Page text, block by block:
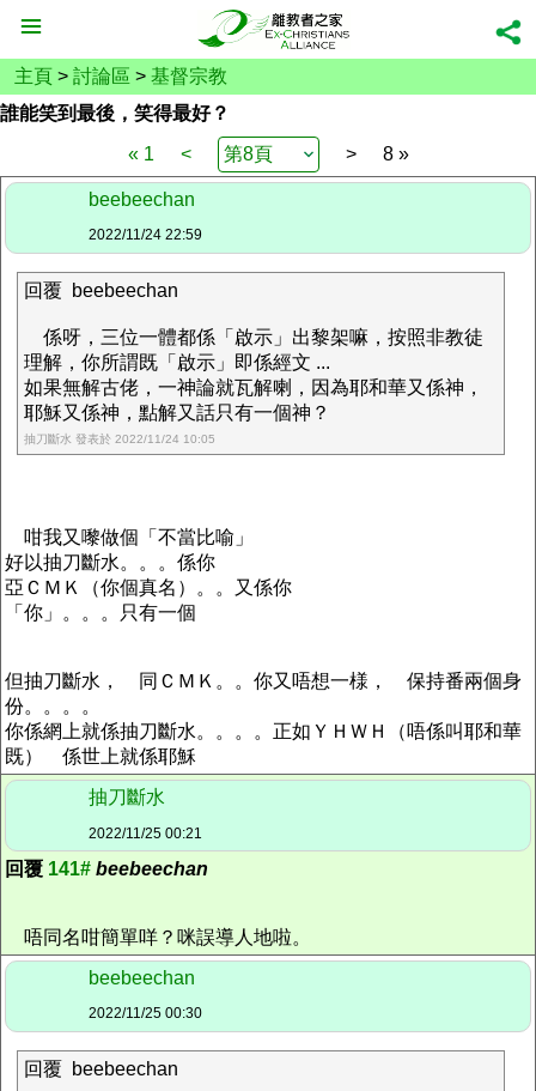
主頁 > 討論區 > 基督宗教
誰能笑到最後，笑得最好？
« 1
< > 8 »
beebeechan
2022/11/24 22:59
回覆 beebeechan
係呀，三位一體都係「啟示」出黎架嘛，按照非教徒
理解，你所謂既「啟示」即係經文 ...
如果無解古佬，一神論就瓦解喇，因為耶和華又係神，
耶穌又係神，點解又話只有一個神？
抽刀斷水 發表於 2022/11/24 10:05
咁我又嚟做個「不當比喻」
好以抽刀斷水。。。係你
亞ＣＭＫ（你個真名）。。又係你
「你」。。。只有一個
但抽刀斷水， 同ＣＭＫ。。你又唔想一様， 保持番兩個身
份。。。。
你係網上就係抽刀斷水。。。。正如ＹＨＷＨ（唔係叫耶和華
既） 係世上就係耶穌
抽刀斷水
2022/11/25 00:21
回覆 141# beebeechan
唔同名咁簡單咩？咪誤導人地啦。
beebeechan
2022/11/25 00:30
回覆 beebeechan